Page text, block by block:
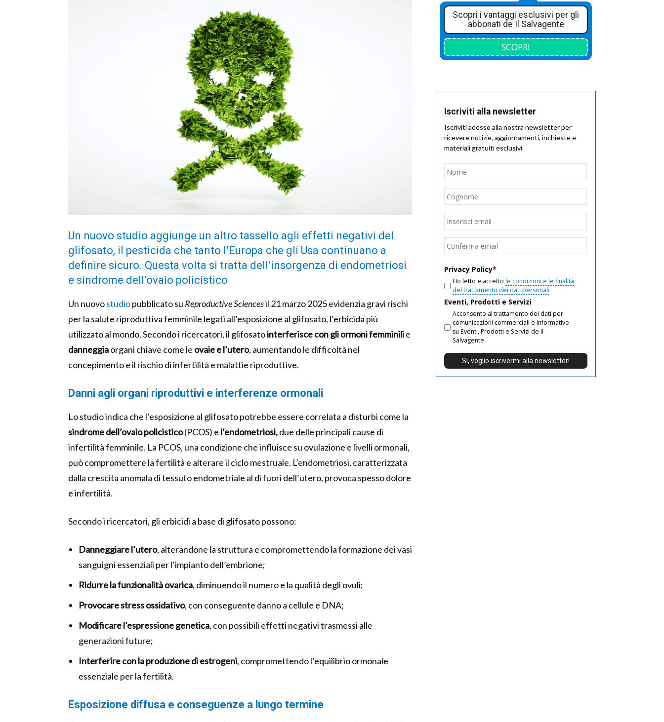
Un nuovo studio aggiunge un altro tassello agli effetti negativi del
glifosato, il pesticida che tanto l’Europa che gli Usa continuano a
definire sicuro. Questa volta si tratta dell’insorgenza di endometriosi
e sindrome dell’ovaio policistico
Un nuovostudiopubblicato su Reproductive Sciencesil 21 marzo 2025 evidenzia gravi rischi
per la salute riproduttiva femminile legati all’esposizione al glifosato, l’erbicida più
utilizzato al mondo. Secondo i ricercatori, il glifosatointerferisce con gli ormoni femminilie
danneggiaorgani chiave come le ovaie e l’utero, aumentando le difficoltà nel
concepimento e il rischio di infertilità e malattie riproduttive.
Danni agli organi riproduttivi e interferenze ormonali
Lo studio indica che l’esposizione al glifosato potrebbe essere correlata a disturbi come la
sindrome dell’ovaio policistico(PCOS) e l’endometriosi,due delle principali cause di
infertilità femminile. La PCOS, una condizione che influisce su ovulazione e livelli ormonali,
può compromettere la fertilità e alterare il ciclo mestruale. L’endometriosi, caratterizzata
dalla crescita anomala di tessuto endometriale al di fuori dell’utero, provoca spesso dolore
e infertilità.
Secondo i ricercatori, gli erbicidi a base di glifosato possono:
Danneggiare l’utero, alterandone la struttura e compromettendo la formazione dei vasi
sanguigni essenziali per l’impianto dell’embrione;
Ridurre la funzionalità ovarica, diminuendo il numero e la qualità degli ovuli;
Provocare stress ossidativo, con conseguente danno a cellule e DNA;
Modificare l’espressione genetica, con possibili effetti negativi trasmessi alle
generazioni future;
Interferire con la produzione di estrogeni, compromettendo l’equilibrio ormonale
essenziale per la fertilità.
Esposizione diffusa e conseguenze a lungo termine
Scopri i vantaggi esclusivi per gli
abbonati de Il Salvagente
SCOPRI
Iscriviti alla newsletter
Iscriviti adesso alla nostra newsletter per
ricevere notizie, aggiornamenti, inchieste e
materiali gratuiti esclusivi
Nome
Email
Privacy Policy*
Ho letto e accetto le condizioni e le finalità
del trattamento dei dati personali
Eventi, Prodotti e Servizi
Acconsento al trattamento dei dati per
comunicazioni commerciali e informative
su Eventi, Prodotti e Servizi de il
Salvagente